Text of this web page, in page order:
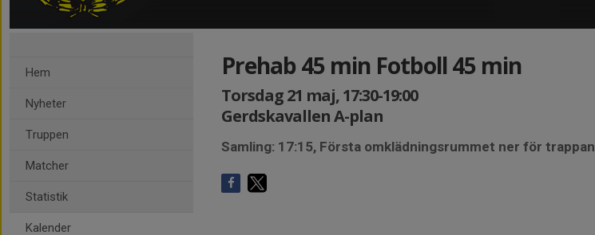
Hem
Nyheter
Truppen
Matcher
Statistik
Kalender
Prehab 45 min Fotboll 45 min
Torsdag 21 maj, 17:30-19:00
Gerdskavallen A-plan
Samling: 17:15, Första omklädningsrummet ner för trappan